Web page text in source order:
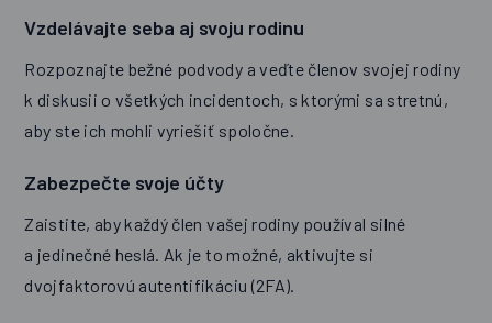
Vzdelávajte seba aj svoju rodinu
Rozpoznajte bežné podvody a veďte členov svojej rodiny
k diskusii o všetkých incidentoch, s ktorými sa stretnú,
aby ste ich mohli vyriešiť spoločne.
Zabezpečte svoje účty
Zaistite, aby každý člen vašej rodiny používal silné
a jedinečné heslá. Ak je to možné, aktivujte si
dvojfaktorovú autentifikáciu (2FA).